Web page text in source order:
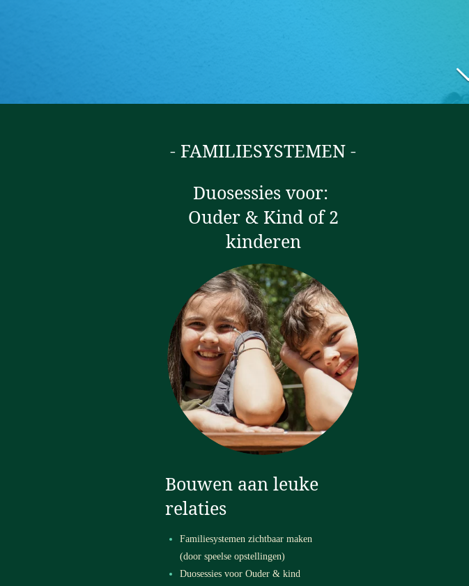
- FAMILIESYSTEMEN -
Duosessies voor:
Ouder & Kind of 2
kinderen
Bouwen aan leuke
relaties
Familiesystemen zichtbaar maken
(door speelse opstellingen)
Duosessies voor Ouder & kind